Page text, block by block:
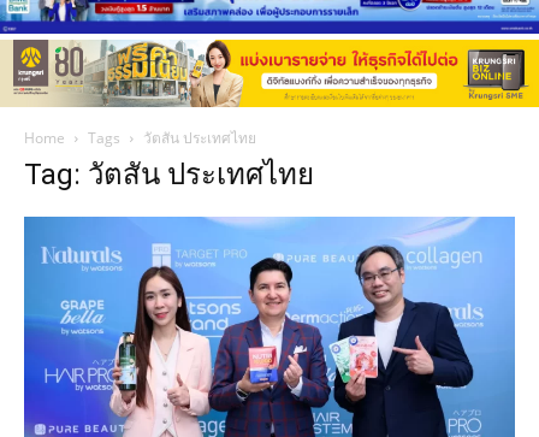
Home Tags วัตสัน ประเทศไทย
Tag: วัตสัน ประเทศไทย